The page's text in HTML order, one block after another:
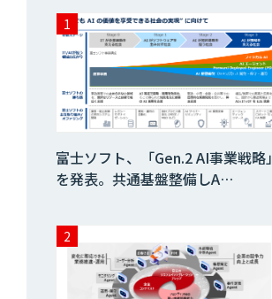
AI/DX研修
AIコール
ログミーツ
powered by
GPT-4
富士ソフト、「Gen.2 AI事業戦略」
を発表。共通基盤整備しA…